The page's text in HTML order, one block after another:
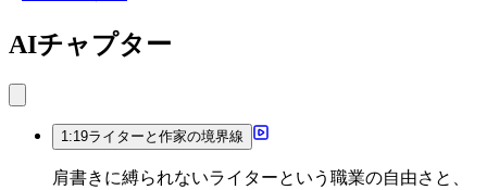
AIチャプター
1:19ライターと作家の境界線
肩書きに縛られないライターという職業の自由さと、